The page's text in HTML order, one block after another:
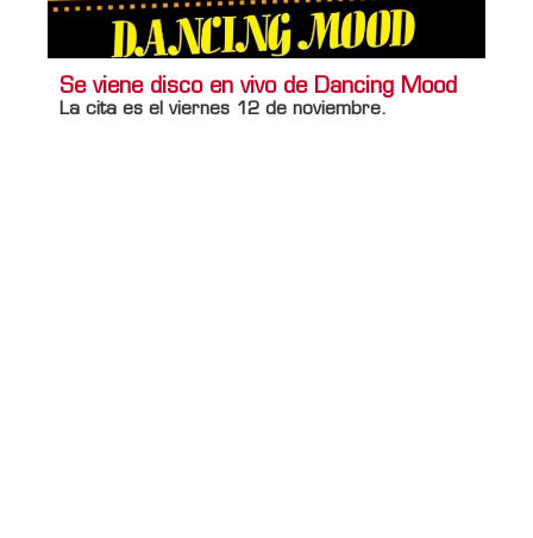
Se viene disco en vivo de Dancing Mood
La cita es el viernes 12 de noviembre.